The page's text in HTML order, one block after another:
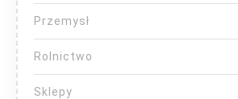
Przemysł
Rolnictwo
Sklepy